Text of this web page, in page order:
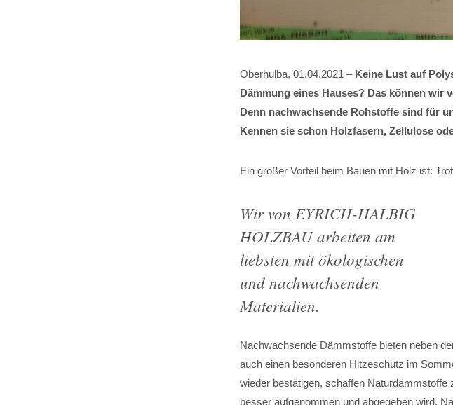
Oberhulba, 01.04.2021 – Keine Lust auf
Dämmung eines Hauses? Das können wir
Denn nachwachsende Rohstoffe sind für
Kennen sie schon Holzfasern, Zellulose
Ein großer Vorteil beim Bauen mit Holz ist:
Wir von EYRICH-HALBIG
HOLZBAU arbeiten am
liebsten mit ökologischen
und nachwachsenden
Materialien.
Nachwachsende Dämmstoffe bieten neben
auch einen besonderen Hitzeschutz im
wieder bestätigen, schaffen
besser aufgenommen und abgegeben wird.